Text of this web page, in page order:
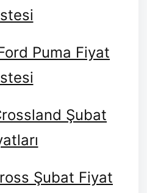
Puma Fiyat
Şubat
Şubat Fiyat